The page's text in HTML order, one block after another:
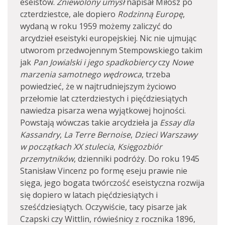
czterdziestce, ale dopiero Rodzinną Europę,
wydaną w roku 1959 możemy zaliczyć do
arcydzieł eseistyki europejskiej. Nic nie ujmując
utworom przedwojennym Stempowskiego takim
jak Pan Jowialski i jego spadkobiercyczy Nowe
marzenia samotnego wędrowca, trzeba
powiedzieć, że w najtrudniejszym życiowo
przełomie lat czterdziestych i pięćdziesiątych
nawiedza pisarza wena wyjątkowej hojności.
Powstają wówczas takie arcydzieła ja Essay dla
Kassandry, La Terre Bernoise, Dzieci Warszawy
w początkach XX stulecia, Księgozbiór
przemytników, dzienniki podróży. Do roku 1945
Stanisław Vincenz po formę eseju prawie nie
sięga, jego bogata twórczość eseistyczna rozwija
się dopiero w latach pięćdziesiątych i
sześćdziesiątych. Oczywiście, tacy pisarze jak
Czapski czy Wittlin, rówieśnicy z rocznika 1896,